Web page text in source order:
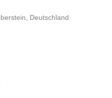
Deutschland